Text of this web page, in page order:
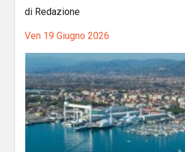
di Redazione
Ven 19 Giugno 2026